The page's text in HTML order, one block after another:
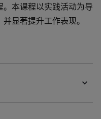
本课程以实践活动为导
显著提升工作表现。